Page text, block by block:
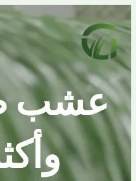
تخطى
إلى
المحتوى
عشب